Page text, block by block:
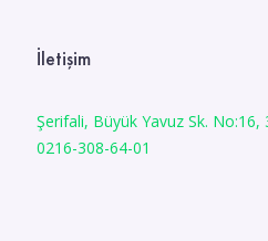
İletişim
Şerifali, Büyük Yavuz Sk.
0216-308-64-01